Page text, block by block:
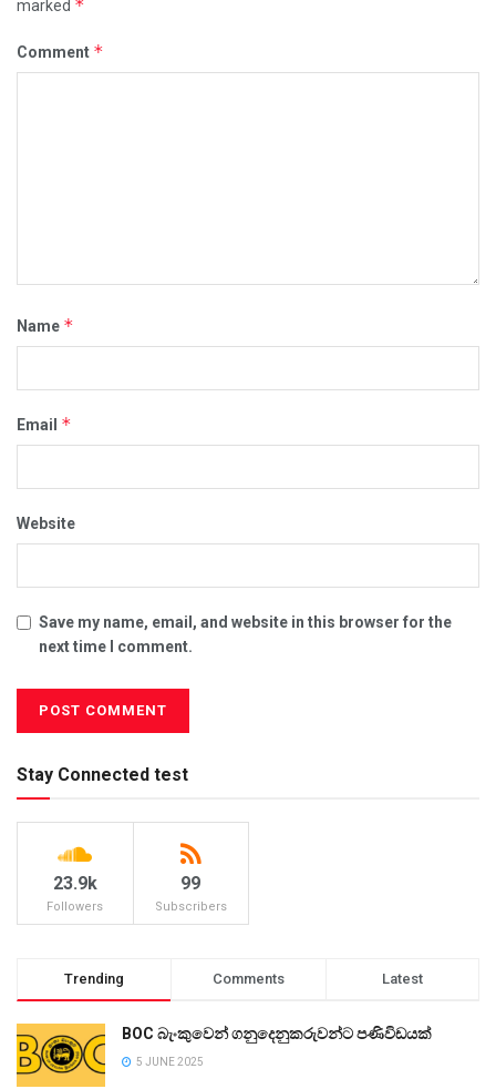
marked *
Comment *
Name *
Email *
Website
Save my name, email, and website in this browser for the
next time I comment.
Stay Connected test
23.9k
Followers
99
Subscribers
Trending Comments Latest
BOC බැංකුවෙන් ගනුදෙනුකරුවන්ට පණිවිඩයක්
5 JUNE 2025